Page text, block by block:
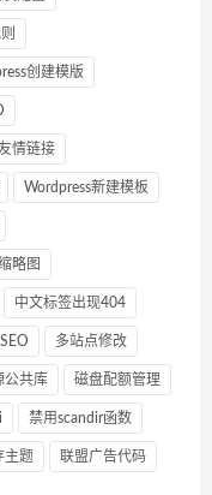
创建模版
情链接
Wordpress新建模板
略图
中文标签出现404
多站点修改
公共库 磁盘配额管理
禁用scandir函数
主题 联盟广告代码